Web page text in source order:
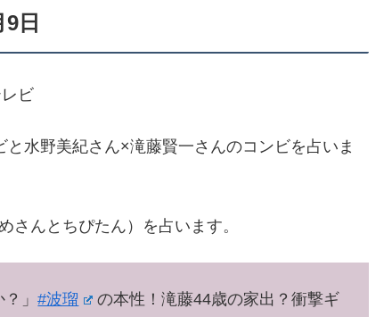
日
ビ
水野美紀さん×滝藤賢一さんのコンビを占いま
さんとちぴたん）を占います。
？」#波瑠
の本性！滝藤44歳の家出？衝撃ギ